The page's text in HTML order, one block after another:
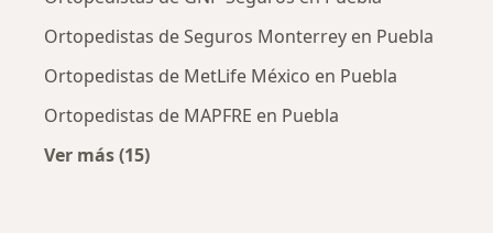
Ortopedistas de Seguros Monterrey en Puebla
Ortopedistas de MetLife México en Puebla
Ortopedistas de MAPFRE en Puebla
Ver más (15)